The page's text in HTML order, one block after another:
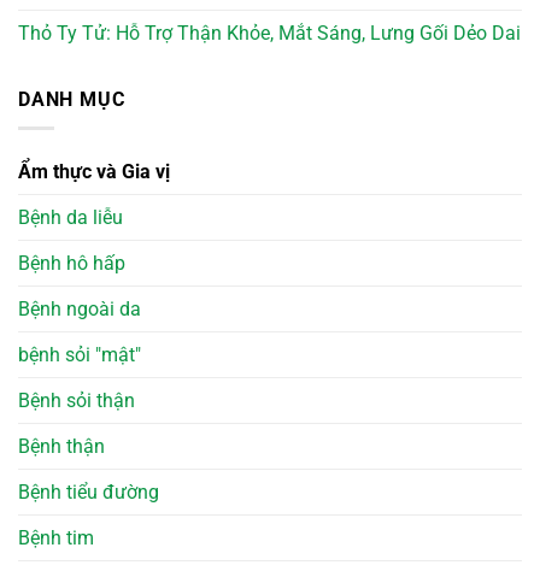
Thỏ Ty Tử: Hỗ Trợ Thận Khỏe, Mắt Sáng, Lưng Gối Dẻo Dai
DANH MỤC
Ẩm thực và Gia vị
Bệnh da liễu
Bệnh hô hấp
Bệnh ngoài da
bệnh sỏi "mật"
Bệnh sỏi thận
Bệnh thận
Bệnh tiểu đường
Bệnh tim